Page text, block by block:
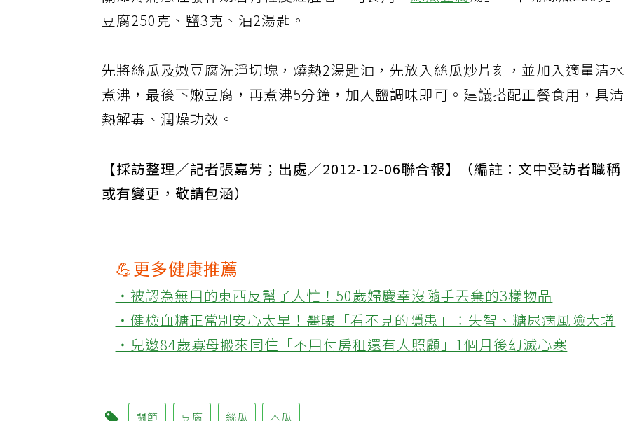
關節疼痛急性發作期若有輕度紅腫者，可食用「絲瓜豆腐湯」，準備絲瓜250克、
豆腐250克、鹽3克、油2湯匙。
先將絲瓜及嫩豆腐洗淨切塊，燒熱2湯匙油，先放入絲瓜炒片刻，並加入適量清水
煮沸，最後下嫩豆腐，再煮沸5分鐘，加入鹽調味即可。建議搭配正餐食用，具清
熱解毒、潤燥功效。
【採訪整理／記者張嘉芳；出處／2012-12-06聯合報】（編註：文中受訪者職稱
或有變更，敬請包涵）
💪更多健康推薦
‧被認為無用的東西反幫了大忙！50歲婦慶幸沒隨手丟棄的3樣物品
‧健檢血糖正常別安心太早！醫曝「看不見的隱患」：失智、糖尿病風險大增
‧兒邀84歲寡母搬來同住「不用付房租還有人照顧」1個月後幻滅心寒